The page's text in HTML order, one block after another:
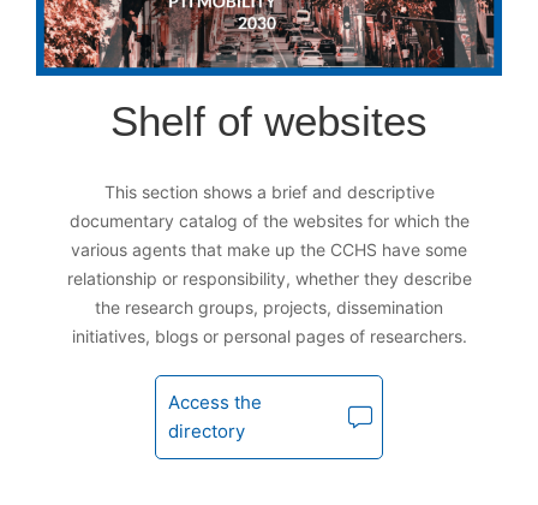
Shelf of websites
This section shows a brief and descriptive
documentary catalog of the websites for which the
various agents that make up the CCHS have some
relationship or responsibility, whether they describe
the research groups, projects, dissemination
initiatives, blogs or personal pages of researchers.
Access the
directory